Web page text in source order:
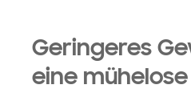
Geringeres
eine